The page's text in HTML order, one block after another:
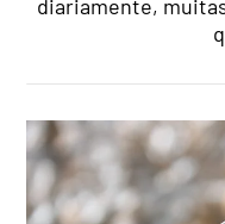
diariamente,